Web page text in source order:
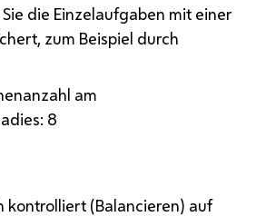
die Einzelaufgaben mit einer
zum Beispiel durch
am
8
kontrolliert (Balancieren) auf